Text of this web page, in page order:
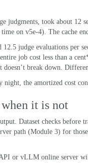
judgments, took about 12
on v5e-4). The cache
12.5 judge evaluations per
job cost less than a
doesn’t break down.
night, the amortized cost
it is not
. Dataset checks before
path (Module 3) for
or vLLM online server